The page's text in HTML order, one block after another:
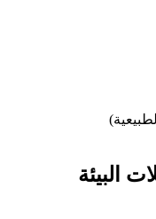
البيئة